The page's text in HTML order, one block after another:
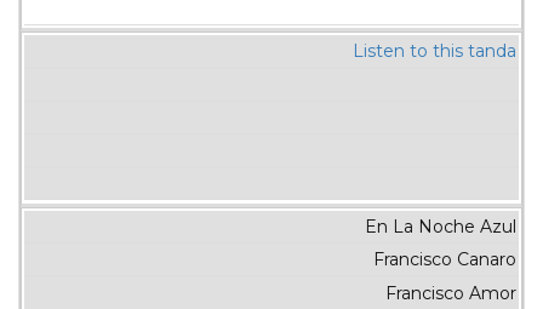
Listen to this tanda
En La Noche Azul
Francisco Canaro
Francisco Amor